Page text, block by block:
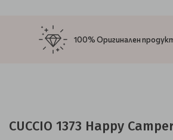
100% Оригинален
CUCCIO 1373 Happy